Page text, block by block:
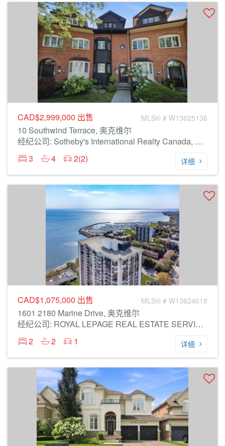
CAD$2,999,000 出售 MLS® # W13625136
10 Southwind Terrace, 奥克维尔
经纪公司: Sotheby's International Realty Canada, Brokerage
3
4 2(2) 详细
CAD$1,075,000 出售 MLS® # W13624618
1601 2180 Marine Drive, 奥克维尔
经纪公司: ROYAL LEPAGE REAL ESTATE SERVICES LTD.
2
2 1 详细